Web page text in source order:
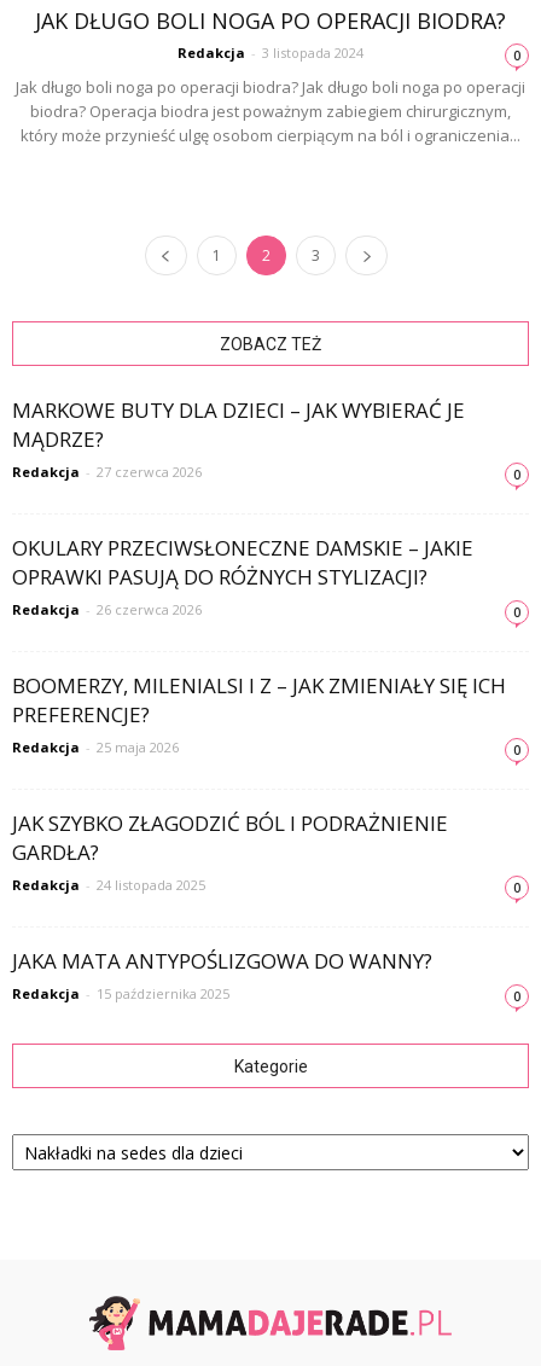
JAK DŁUGO BOLI NOGA PO OPERACJI BIODRA?
Redakcja - 3 listopada 2024 0
Jak długo boli noga po operacji biodra? Jak długo boli noga po operacji
biodra? Operacja biodra jest poważnym zabiegiem chirurgicznym,
który może przynieść ulgę osobom cierpiącym na ból i ograniczenia...
1 2 3
ZOBACZ TEŻ
MARKOWE BUTY DLA DZIECI – JAK WYBIERAĆ JE
MĄDRZE?
Redakcja - 27 czerwca 2026 0
OKULARY PRZECIWSŁONECZNE DAMSKIE – JAKIE
OPRAWKI PASUJĄ DO RÓŻNYCH STYLIZACJI?
Redakcja - 26 czerwca 2026 0
BOOMERZY, MILENIALSI I Z – JAK ZMIENIAŁY SIĘ ICH
PREFERENCJE?
Redakcja - 25 maja 2026 0
JAK SZYBKO ZŁAGODZIĆ BÓL I PODRAŻNIENIE
GARDŁA?
Redakcja - 24 listopada 2025 0
JAKA MATA ANTYPOŚLIZGOWA DO WANNY?
Redakcja - 15 października 2025 0
Kategorie
Kategorie